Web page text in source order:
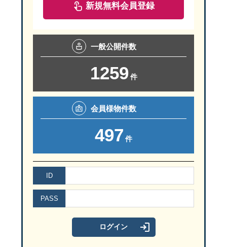
新規無料会員登録
一般公開件数
1259 件
会員様物件数
497 件
ID
PASS